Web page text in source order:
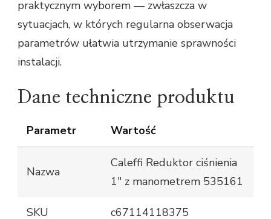
praktycznym wyborem — zwłaszcza w
sytuacjach, w których regularna obserwacja
parametrów ułatwia utrzymanie sprawności
instalacji.
Dane techniczne produktu
Parametr Wartość
Nazwa
Caleffi Reduktor ciśnienia
1" z manometrem 535161
SKU c67114118375